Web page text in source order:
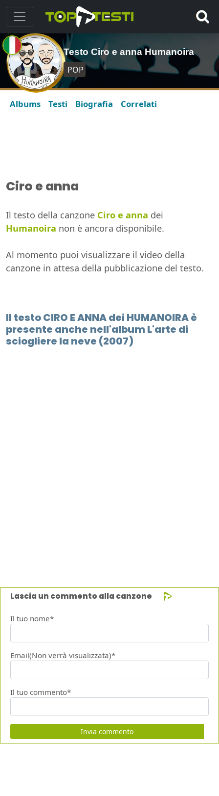
Testo Ciro e anna Humanoira
POP
Albums Testi Biografia Correlati
Ciro e anna
Il testo della canzone Ciro e anna dei
Humanoira non è ancora disponibile.
Al momento puoi visualizzare il video della
canzone in attesa della pubblicazione del testo.
Il testo CIRO E ANNA dei HUMANOIRA è
presente anche nell'album L'arte di
sciogliere la neve (2007)
Lascia un commento alla canzone
Il tuo nome*
Email(Non verrà visualizzata)*
Il tuo commento*
Invia commento